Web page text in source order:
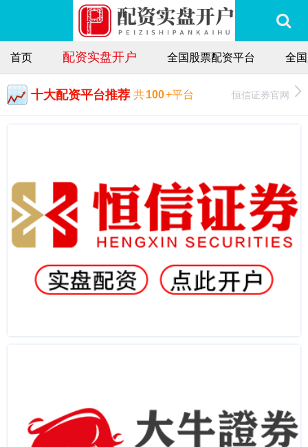
首页 配资实盘开户 全国股票配资平台 全
十大配资平台推荐 共100+平台 恒信证券官网